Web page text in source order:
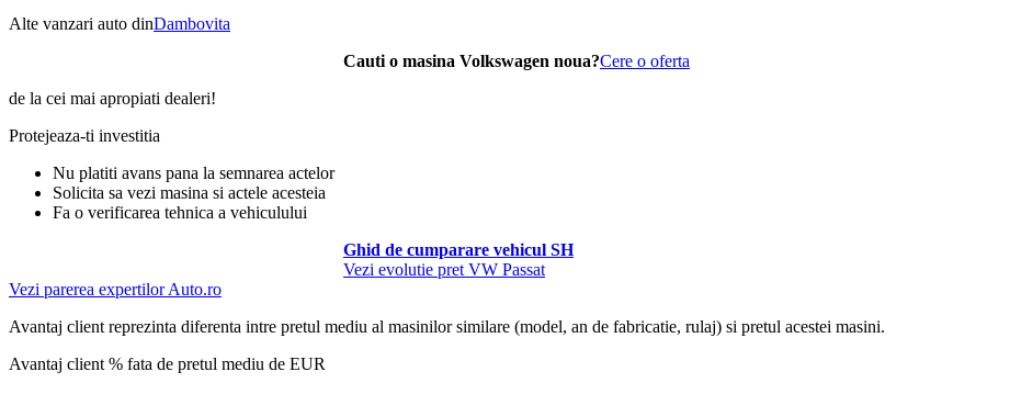
Alte vanzari auto dinDambovita
Cauti o masina Volkswagen noua?Cere o oferta
de la cei mai apropiati dealeri!
Protejeaza-ti investitia
Nu platiti avans pana la semnarea actelor
Solicita sa vezi masina si actele acesteia
Fa o verificarea tehnica a vehiculului
Ghid de cumparare vehicul SH
Vezi evolutie pret VW Passat
Vezi parerea expertilor Auto.ro
Avantaj client reprezinta diferenta intre pretul mediu al masinilor similare (model, an de fabricatie, rulaj) si pretul acestei masini.
Avantaj client % fata de pretul mediu de EUR